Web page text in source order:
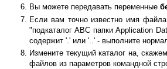
Вы можете передавать переменные
Если вам точно известно имя
"подкаталог ABC папки Application
содержит '.' или '..' - выполните
Измените текущий каталог на,
файлов из параметров командной